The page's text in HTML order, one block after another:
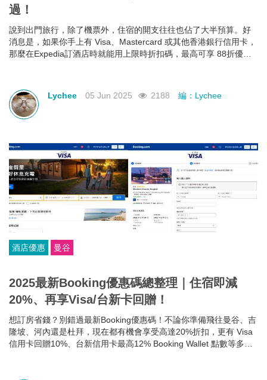
過！
說到出門旅行，除了機票外，住宿的開支往往也佔了大半預算。好
消息是，如果你手上有 Visa、Mastercard 或其他香港銀行信用卡，
那麼在Expedia訂酒店時就能用上限時折扣碼，最高可享 88折優
Lychee
05 Jun 2025 2188 編：Lychee
酒店優惠 曼谷
2025最新Booking優惠碼總整理｜住宿即減
20%、再享Visa/台新卡回贈！
想訂房省錢？別錯過最新Booking優惠碼！不論你準備飛往曼谷、吉
隆坡、河內還是杜拜，現在都有機會享受高達20%折扣，更有 Visa
信用卡回贈10%、台新信用卡最高12% Booking Wallet 點數等多重